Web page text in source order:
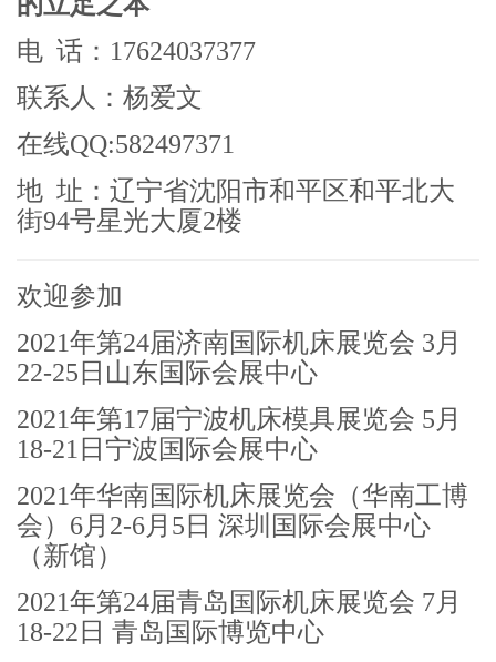
电 话：17624037377
联系人：杨爱文
在线QQ:582497371
地 址：辽宁省沈阳市和平区和平北大
街94号星光大厦2楼
欢迎参加
2021年第24届济南国际机床展览会 3月
22-25日山东国际会展中心
2021年第17届宁波机床模具展览会 5月
18-21日宁波国际会展中心
2021年华南国际机床展览会（华南工博
会）6月2-6月5日 深圳国际会展中心
（新馆）
2021年第24届青岛国际机床展览会 7月
18-22日 青岛国际博览中心